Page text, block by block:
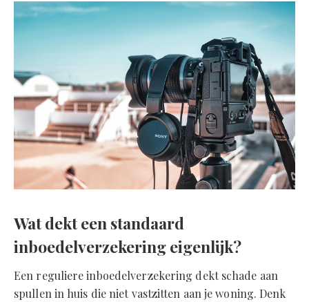
Wat dekt een standaard
inboedelverzekering eigenlijk?
Een reguliere inboedelverzekering dekt schade aan
spullen in huis die niet vastzitten aan je woning. Denk